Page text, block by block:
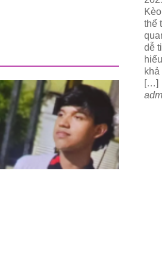
thể
dễ
[…]